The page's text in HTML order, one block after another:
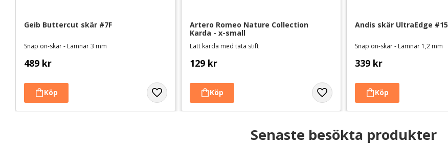
Geib Buttercut skär #7F
Snap on-skär - Lämnar 3 mm
489 kr
Artero Romeo Nature Collection
Karda - x-small
Lätt karda med täta stift
129 kr
Andis skär UltraEdge #15
Snap on-skär - Lämnar 1,2 mm
339 kr
Senaste besökta produkter